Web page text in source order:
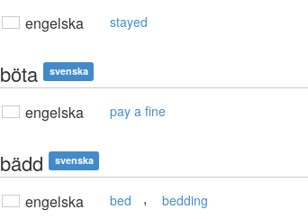
engelska stayed
böta svenska
engelska pay a fine
bädd svenska
engelska bed , bedding